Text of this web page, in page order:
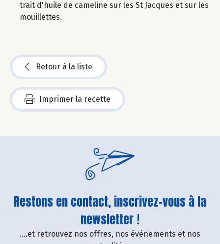
trait d'huile de cameline sur les St Jacques et sur les
mouillettes.
Retour à la liste
Imprimer la recette
Restons en contact, inscrivez-vous à la
newsletter !
....et retrouvez nos offres, nos événements et nos